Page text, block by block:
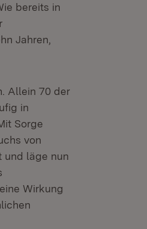
bereits in
Jahren,
Allein 70 der
in
Sorge
von
und läge nun
Wirkung